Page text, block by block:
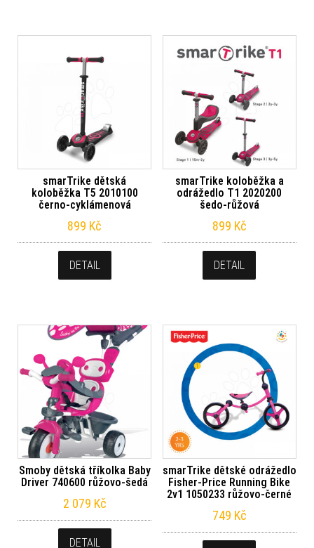
smarTrike dětská
koloběžka T5 2010100
černo-cyklámenová
899 Kč
DETAIL
smarTrike koloběžka a
odrážedlo T1 2020200
šedo-růžová
899 Kč
DETAIL
Smoby dětská tříkolka Baby
Driver 740600 růžovo-šedá
2 079 Kč
DETAIL
smarTrike dětské odrážedlo
Fisher-Price Running Bike
2v1 1050233 růžovo-černé
749 Kč